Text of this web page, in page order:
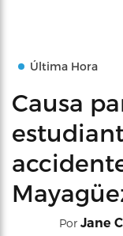
Última Hora
Causa
Por Jane